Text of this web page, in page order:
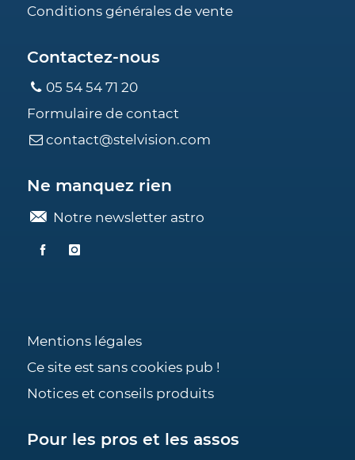
Conditions générales de vente
Contactez-nous
05 54 54 71 20
Formulaire de contact
contact@stelvision.com
Ne manquez rien
Notre newsletter astro
Mentions légales
Ce site est sans cookies pub !
Notices et conseils produits
Pour les pros et les assos